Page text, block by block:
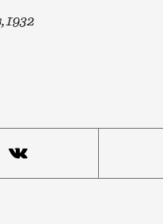
творческому пути